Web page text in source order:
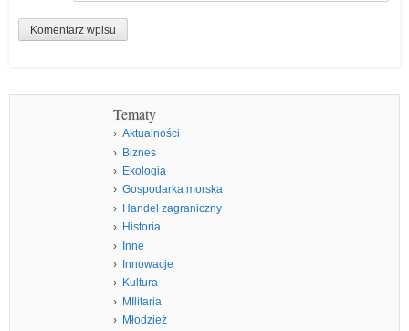
Tematy
Aktualności
Biznes
Ekologia
Gospodarka morska
Handel zagraniczny
Historia
Inne
Innowacje
Kultura
MIlitaria
Młodzież